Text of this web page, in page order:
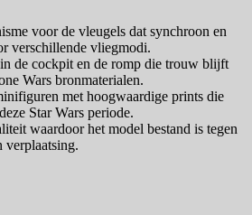
voor de vleugels dat synchroon en
verschillende vliegmodi.
de cockpit en de romp die trouw blijft
Wars bronmaterialen.
met hoogwaardige prints die
Star Wars periode.
waardoor het model bestand is tegen
verplaatsing.